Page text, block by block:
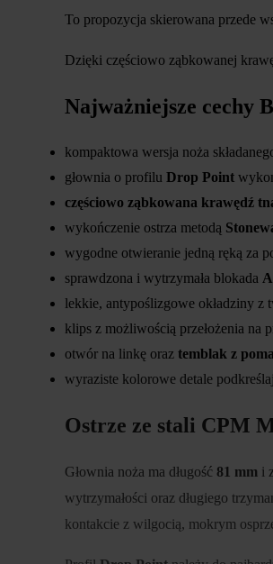
To propozycja skierowana przede
Dzięki częściowo ząbkowanej
Najważniejsze cechy
kompaktowa wersja noża
głownia o profilu Drop Point
częściowo ząbkowana krawędź
wykończenie ostrza metodą
wygodne otwieranie jedną ręką za
sprawdzona i wytrzymała blokada
lekkie, antypoślizgowe okładziny z
klips z możliwością przełożenia na
otwór na linkę oraz temblak z
wyraziste kolorowe detale
Ostrze ze stali CPM
Głownia noża ma długość 81 mm i
wytrzymałości oraz długiego
kontakcie z wilgocią, mokrym